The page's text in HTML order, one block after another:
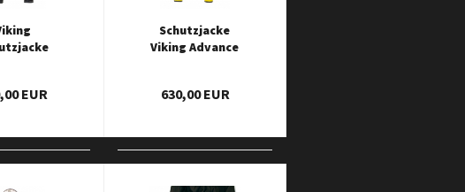
EUR
Schutzjacke
Viking Advance
630,00 EUR